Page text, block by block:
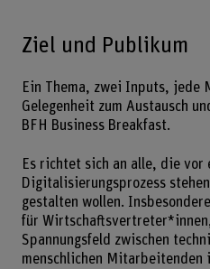
Ziel und Publikum
Ein Thema, zwei Inputs, jede
Gelegenheit zum Austausch
BFH Business Breakfast.
Es richtet sich an alle, die vor
Digitalisierungsprozess
gestalten wollen.
für
Spannungsfeld zwischen
menschlichen Mitarbeitenden